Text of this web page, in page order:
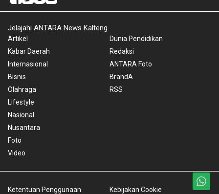
Jelajahi ANTARA News Kalteng
Artikel
Kabar Daerah
Internasional
Bisnis
Olahraga
Lifestyle
Nasional
Nusantara
Foto
Video
Dunia Pendidikan
Redaksi
ANTARA Foto
BrandA
RSS
Ketentuan Penggunaan Kebijakan Cookie